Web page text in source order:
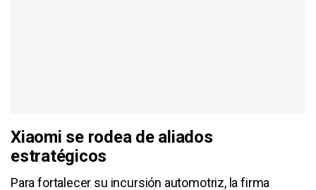
Xiaomi se rodea de aliados
estratégicos
Para fortalecer su incursión automotriz, la firma